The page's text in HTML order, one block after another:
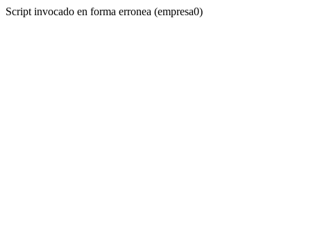
Script invocado en forma erronea (empresa0)